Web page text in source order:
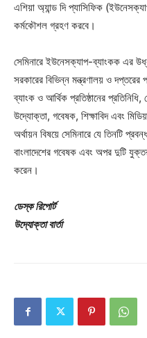
এশিয়া অ্যান্ড দি প্যাসিফিক
কর্মকৌশল গ্রহণ করবে।
সেমিনারে ইউনেসক্যাপ-ব্যাংকক এর
সরকারের বিভিন্ন মন্ত্রণালয় ও দপ্তরের
ব্যাংক ও আর্থিক প্রতিষ্ঠানের
উদ্যোক্তা, গবেষক, শিক্ষাবিদ এবং
অর্থায়ন বিষয়ে সেমিনারে যে তিনটি
বাংলাদেশের গবেষক এবং অপর দুটি
করেন।
ডেস্ক রিপোর্ট
উদ্যোক্তা বার্তা